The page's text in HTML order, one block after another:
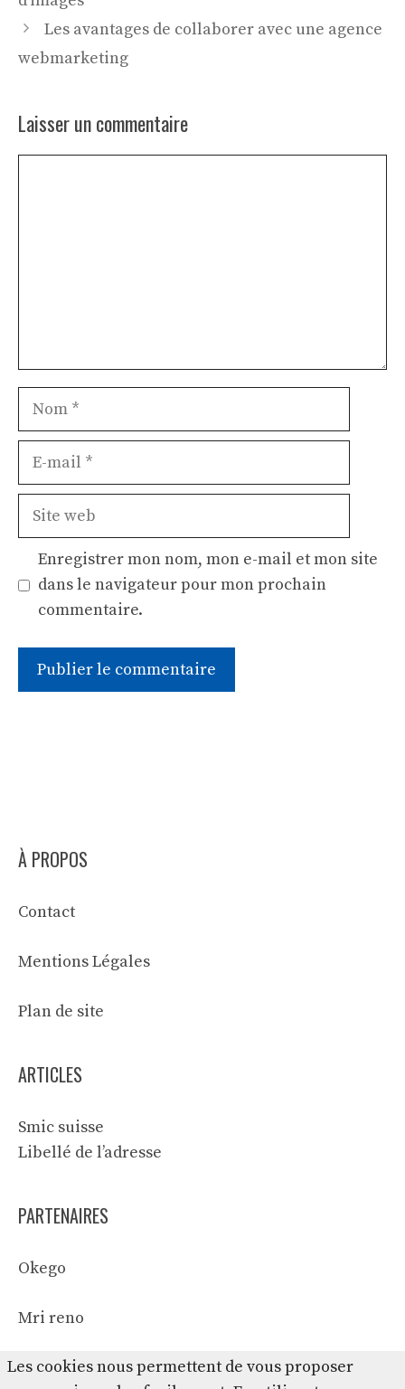
Les avantages de collaborer avec une agence
webmarketing
Laisser un commentaire
Nom
Site
Enregistrer mon nom, mon e-mail et mon site
dans le navigateur pour mon prochain
commentaire.
À PROPOS
Contact
Mentions Légales
Plan de site
ARTICLES
Smic suisse
Libellé de l’adresse
PARTENAIRES
Okego
Mri reno
Les cookies nous permettent de vous proposer